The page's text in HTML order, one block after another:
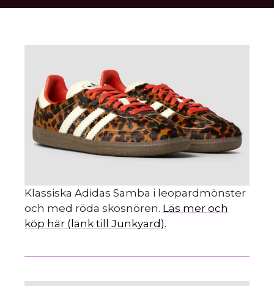
Klassiska Adidas Samba i leopardmönster
och med röda skosnören. Läs mer och
köp här (länk till Junkyard).